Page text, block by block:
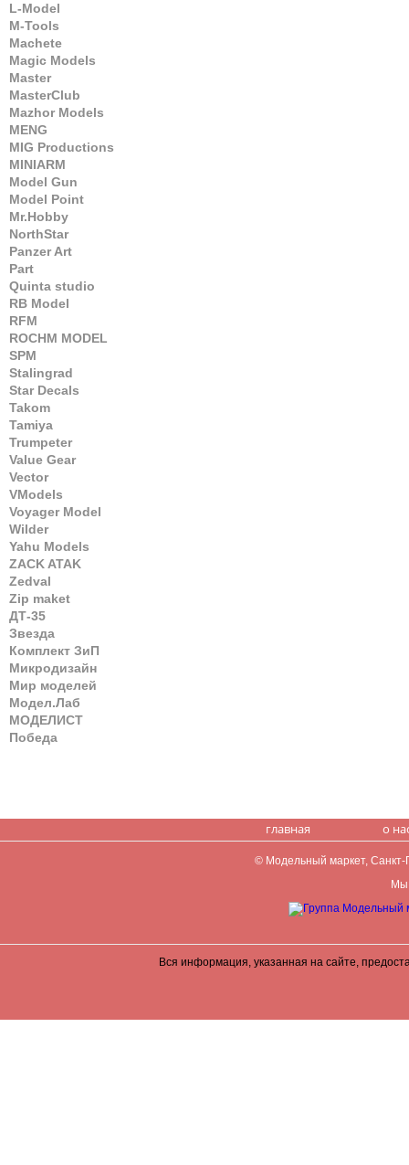
L-Model
M-Tools
Machete
Magic Models
Master
MasterClub
Mazhor Models
MENG
MIG Productions
MINIARM
Model Gun
Model Point
Mr.Hobby
NorthStar
Panzer Art
Part
Quinta studio
RB Model
RFM
ROCHM MODEL
SPM
Stalingrad
Star Decals
Takom
Tamiya
Trumpeter
Value Gear
Vector
VModels
Voyager Model
Wilder
Yahu Models
ZACK ATAK
Zedval
Zip maket
ДТ-35
Звезда
Комплект ЗиП
Микродизайн
Мир моделей
Модел.Лаб
МОДЕЛИСТ
Победа
главная о
© Модельный маркет, Санкт-
Мы
Вся информация, указанная на сайте,